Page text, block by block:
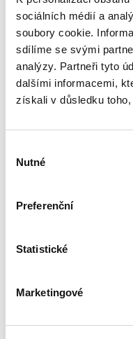
sociálních médií a
soubory cookie.
sdílíme se svými
analýzy. Partneři tyto
dalšími informacemi,
získali v důsledku
souhlasu
Nutné
Preferenční
Statistické
Marketingové
490,00 Kč
Publikace se
práva k
existence
pásem.
těchto omezení
290,00 Kč